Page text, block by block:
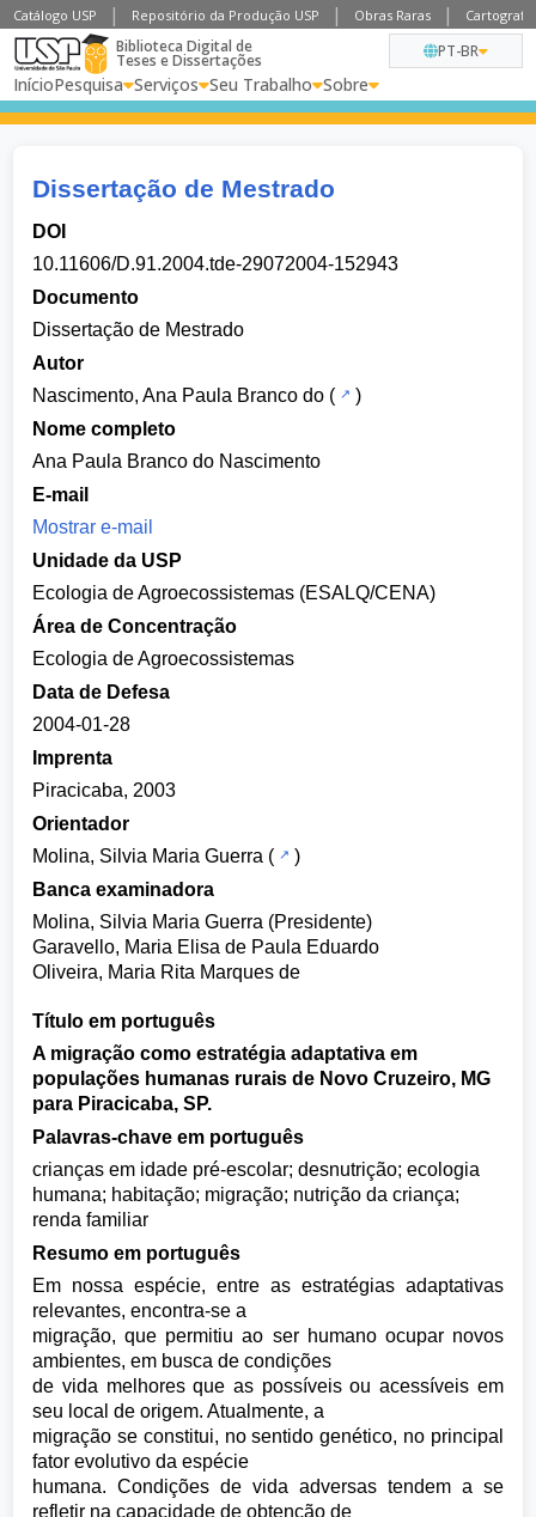
Catálogo USP Repositório da Produção USP Obras Raras
Biblioteca Digital de
Teses e Dissertações
InícioPesquisa Serviços Seu Trabalho Sobre
PT-BR
Dissertação de Mestrado
DOI
10.11606/D.91.2004.tde-29072004-152943
Documento
Dissertação de Mestrado
Autor
Nascimento, Ana Paula Branco do (
)
Nome completo
Ana Paula Branco do Nascimento
E-mail
Mostrar e-mail
Unidade da USP
Ecologia de Agroecossistemas (ESALQ/CENA)
Área de Concentração
Ecologia de Agroecossistemas
Data de Defesa
2004-01-28
Imprenta
Piracicaba, 2003
Orientador
Molina, Silvia Maria Guerra (
)
Banca examinadora
Molina, Silvia Maria Guerra (Presidente)
Garavello, Maria Elisa de Paula Eduardo
Oliveira, Maria Rita Marques de
Título em português
A migração como estratégia adaptativa em
populações humanas rurais de Novo Cruzeiro, MG
para Piracicaba, SP.
Palavras-chave em português
crianças em idade pré-escolar; desnutrição; ecologia
humana; habitação; migração; nutrição da criança;
renda familiar
Resumo em português
Em nossa espécie, entre as estratégias adaptativas
relevantes, encontra-se a
migração, que permitiu ao ser humano ocupar novos
ambientes, em busca de condições
de vida melhores que as possíveis ou acessíveis em
seu local de origem. Atualmente, a
migração se constitui, no sentido genético, no principal
fator evolutivo da espécie
humana. Condições de vida adversas tendem a se
refletir na capacidade de obtenção de